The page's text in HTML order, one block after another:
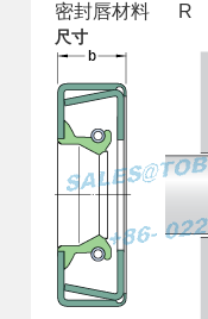
密封唇材料
R
尺寸